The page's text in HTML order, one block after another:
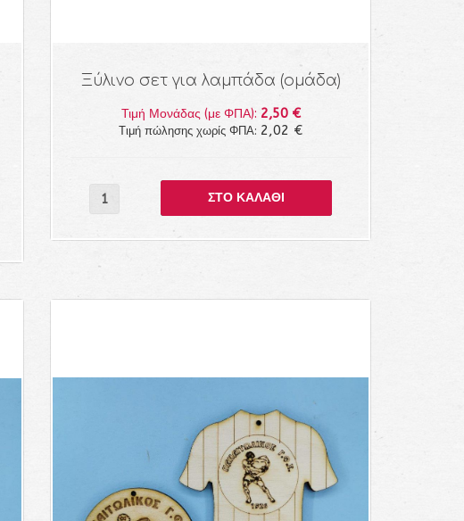
Ξύλινο σετ για λαμπάδα (ομάδα)
Τιμή Μονάδας (με ΦΠΑ): 2,50 €
Τιμή πώλησης χωρίς ΦΠΑ: 2,02 €